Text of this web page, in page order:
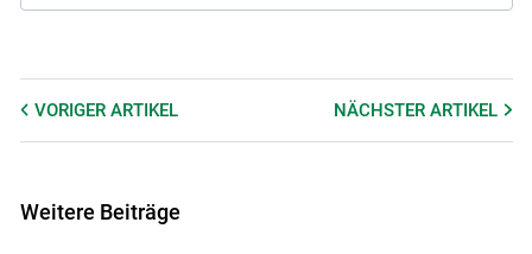
VORIGER ARTIKEL NÄCHSTERARTIKEL
Weitere Beiträge